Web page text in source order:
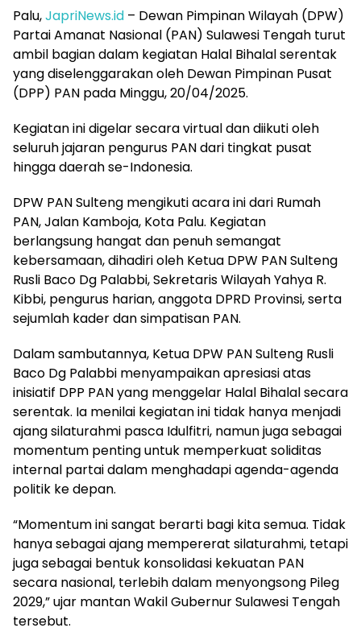
Palu,JapriNews.id – Dewan Pimpinan Wilayah (DPW)
Partai Amanat Nasional (PAN) Sulawesi Tengah turut
ambil bagian dalam kegiatan Halal Bihalal serentak
yang diselenggarakan oleh Dewan Pimpinan Pusat
(DPP) PAN pada Minggu, 20/04/2025.
Kegiatan ini digelar secara virtual dan diikuti oleh
seluruh jajaran pengurus PAN dari tingkat pusat
hingga daerah se-Indonesia.
DPW PAN Sulteng mengikuti acara ini dari Rumah
PAN, Jalan Kamboja, Kota Palu. Kegiatan
berlangsung hangat dan penuh semangat
kebersamaan, dihadiri oleh Ketua DPW PAN Sulteng
Rusli Baco Dg Palabbi, Sekretaris Wilayah Yahya R.
Kibbi, pengurus harian, anggota DPRD Provinsi, serta
sejumlah kader dan simpatisan PAN.
Dalam sambutannya, Ketua DPW PAN Sulteng Rusli
Baco Dg Palabbi menyampaikan apresiasi atas
inisiatif DPP PAN yang menggelar Halal Bihalal secara
serentak. Ia menilai kegiatan ini tidak hanya menjadi
ajang silaturahmi pasca Idulfitri, namun juga sebagai
momentum penting untuk memperkuat soliditas
internal partai dalam menghadapi agenda-agenda
politik ke depan.
“Momentum ini sangat berarti bagi kita semua. Tidak
hanya sebagai ajang mempererat silaturahmi, tetapi
juga sebagai bentuk konsolidasi kekuatan PAN
secara nasional, terlebih dalam menyongsong Pileg
2029,” ujar mantan Wakil Gubernur Sulawesi Tengah
tersebut.